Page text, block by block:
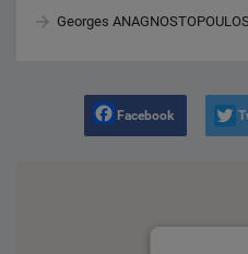
Georges
Facebook